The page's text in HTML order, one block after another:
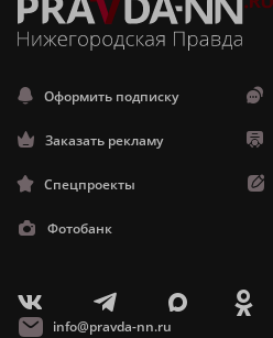
Оформить подписку
Заказать рекламу
Спецпроекты
Фотобанк
V T X O
info@pravda-nn.ru